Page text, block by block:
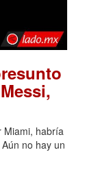
Miami, habría
no hay un